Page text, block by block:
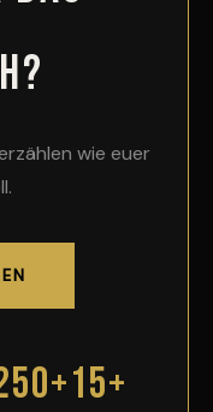
wie euer
15+